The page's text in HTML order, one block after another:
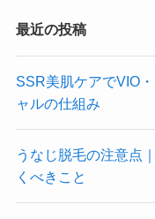
最近の投稿
SSR美肌ケアでVIO
ャルの仕組み
うなじ脱毛の注意点
くべきこと